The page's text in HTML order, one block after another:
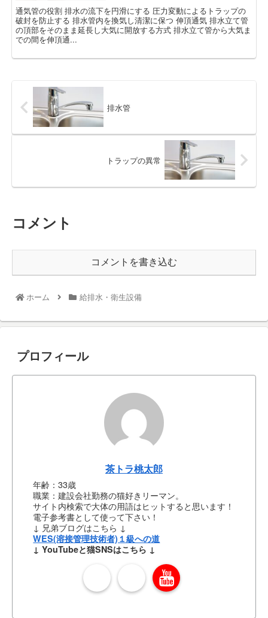
通気管の役割 排水の流下を円滑にする 圧力変動によるトラップの
破封を防止する 排水管内を換気し清潔に保つ 伸頂通気 排水立て管
の頂部をそのまま延長し大気に開放する方式 排水立て管から大気ま
での間を伸頂通...
排水管
トラップの異常
コメント
コメントを書き込む
ホーム 給排水・衛生設備
プロフィール
茶トラ桃太郎
年齢：33歳
職業：建設会社勤務の猫好きリーマン。
サイト内検索で大体の用語はヒットすると思います！
電子参考書として使って下さい！
↓ 兄弟ブログはこちら ↓
WES(溶接管理技術者)１級への道
↓ YouTubeと猫SNSはこちら ↓